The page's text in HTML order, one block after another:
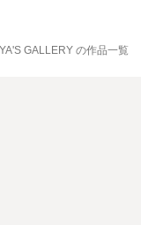
GALLERY の作品一覧